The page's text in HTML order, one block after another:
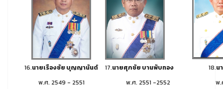
16.นายเรืองชัย บุญญานันต์ 17.นายศุภชัย บานพับทอง 18.น
พ.ศ. 2549 - 2551
พ.ศ. 2551 -2552 พ.